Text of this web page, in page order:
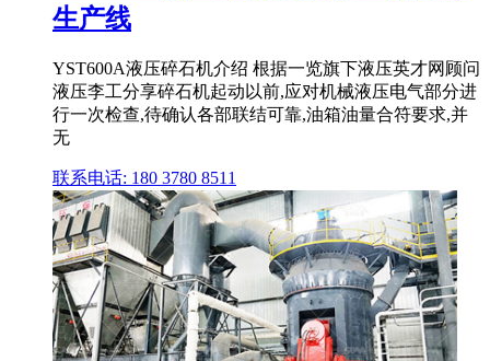
生产线
YST600A液压碎石机介绍 根据一览旗下液压英才网顾问
液压李工分享碎石机起动以前,应对机械液压电气部分进
行一次检查,待确认各部联结可靠,油箱油量合符要求,并
无
联系电话: 180 3780 8511